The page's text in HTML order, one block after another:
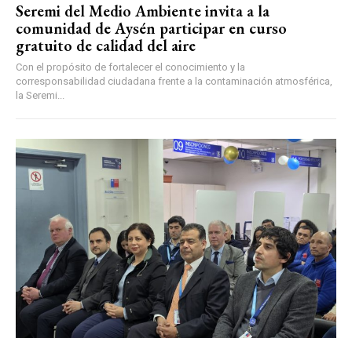
Seremi del Medio Ambiente invita a la
comunidad de Aysén participar en curso
gratuito de calidad del aire
Con el propósito de fortalecer el conocimiento y la
corresponsabilidad ciudadana frente a la contaminación atmosférica,
la Seremi...